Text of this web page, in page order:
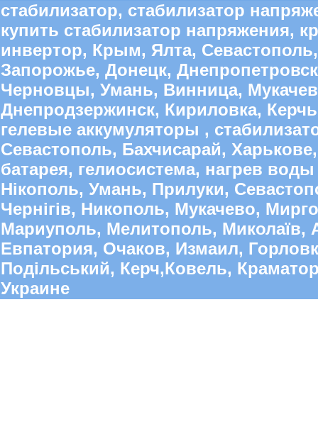
стабилизатор, стабилизатор
купить стабилизатор напряжения,
инвертор, Крым, Ялта,
Запорожье, Донецк,
Черновцы, Умань, Винница,
Днепродзержинск, Кириловка,
гелевые аккумуляторы ,
Севастополь, Бахчисарай,
батарея, гелиосистема, нагрев
Нікополь, Умань, Прилуки,
Чернігів, Никополь, Мукачево,
Мариуполь, Мелитополь, Миколаїв,
Евпатория, Очаков, Измаил,
Подільський, Керч,Ковель,
Украине